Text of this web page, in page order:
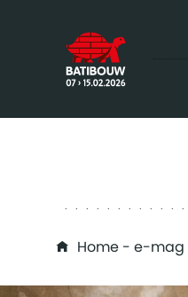
You are here
Home -e-mag